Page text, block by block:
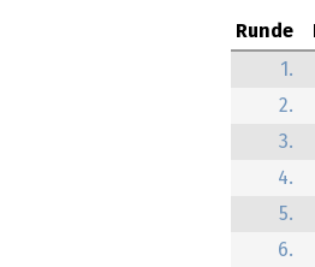
Runde
1.
2.
3.
4.
5.
6.